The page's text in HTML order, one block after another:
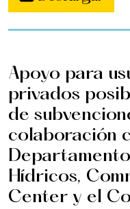
Apoyo para
privados
de
colaboración
Hídricos,
Center y el